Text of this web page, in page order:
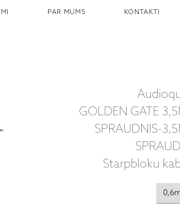
PAR MUMS KONTAKTI
GOLDEN GATE
SPRAUDNIS-
Starpbloku